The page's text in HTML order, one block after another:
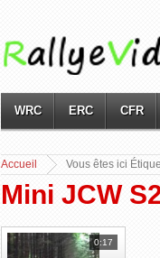
WRC ERC CFR
Vous
Accueil êtes ici
Mini JCW
0:17